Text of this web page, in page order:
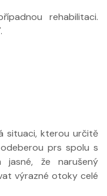
rehabilitaci.
situaci, kterou určitě
prs spolu s
jasné, že narušený
výrazné otoky celé